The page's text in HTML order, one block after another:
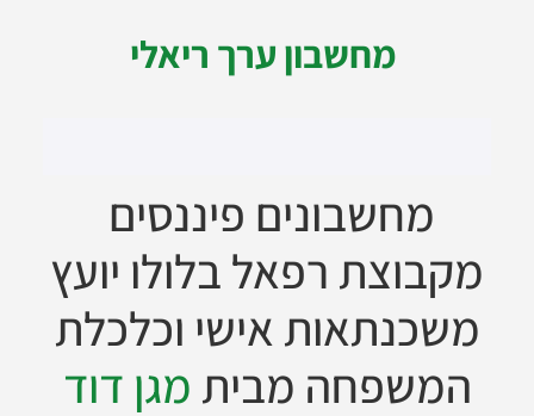
מחשבון ערך ריאלי
מחשבונים פיננסים
מקבוצת רפאל בלולו יועץ
משכנתאות אישי וכלכלת
המשפחה מבית מגן דוד